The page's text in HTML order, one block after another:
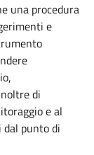
una procedura
e
di
e al
dal punto di